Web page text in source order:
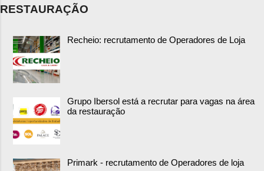
RESTAURAÇÃO
Recheio: recrutamento de Operadores de Loja
Grupo Ibersol está a recrutar para vagas na área
da restauração
Primark - recrutamento de Operadores de loja